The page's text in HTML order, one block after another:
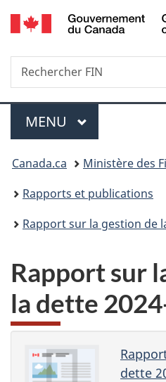
Recherche
Rechercher
FIN
Menu
MENU PRINCIPAL
Vous
êtes
ici :
Canada.ca
Ministère des
Rapports et publications
Rapport sur la gestion de
Rapport sur
la dette
dette